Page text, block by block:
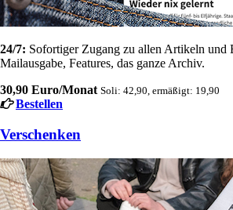
24/7: Sofortiger Zugang zu allen Artikeln und
Mailausgabe, Features, das ganze Archiv.
30,90 Euro/Monat Soli: 42,90, ermäßigt: 19,90
Bestellen
Verschenken